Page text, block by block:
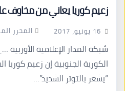
زعيم كوريا يعاني من مخاوف
16 يونيو، 2017 المحرر
شبكة المدار الإعلامية الأوربية
الكورية الجنوبية إن زعيم كوريا
“يشعر بالتوتر الشديد”…